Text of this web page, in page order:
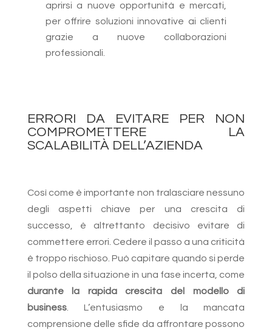
aprirsi a nuove opportunità e mercati,
per offrire soluzioni innovative ai clienti
grazie a nuove collaborazioni
professionali.
ERRORI DA EVITARE PER NON
COMPROMETTERE LA
SCALABILITÀ DELL’AZIENDA
Così come è importante non tralasciare nessuno
degli aspetti chiave per una crescita di
successo, è altrettanto decisivo evitare di
commettere errori. Cedere il passo a una criticità
è troppo rischioso. Può capitare quando si perde
il polso della situazione in una fase incerta, come
durante la rapida crescita del modello di
business. L’entusiasmo e la mancata
comprensione delle sfide da affrontare possono